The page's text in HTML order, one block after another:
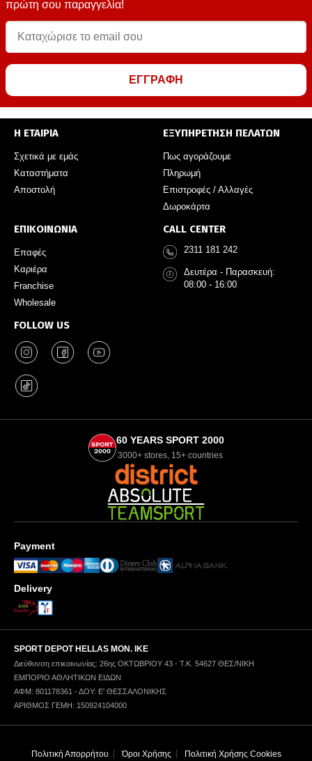
πρώτη σου παραγγελία!
ΕΓΓΡΑΦΗ
Η ΕΤΑΙΡΙΑ
Σχετικά με εμάς
Καταστήματα
Αποστολή
ΕΞΥΠΗΡΕΤΗΣΗ ΠΕΛΑΤΩΝ
Πως αγοράζουμε
Πληρωμή
Επιστροφές / Αλλαγές
Δωροκάρτα
ΕΠΙΚΟΙΝΩΝΙΑ
Επαφές
Καριέρα
Franchise
Wholesale
FOLLOW US
CALL CENTER
2311 181 242
Δευτέρα - Παρασκευή:
08:00 - 16:00
60 YEARS SPORT 2000
3000+ stores, 15+ countries
Payment
Delivery
SPORT DEPOT HELLAS ΜΟΝ. ΙΚΕ
Διεύθυνση επικοινωνίας: 26ης ΟΚΤΩΒΡΙΟΥ 43 - Τ.Κ. 54627 ΘΕΣ/ΝΙΚΗ
ΕΜΠΟΡΙΟ ΑΘΛΗΤΙΚΩΝ ΕΙΔΩΝ
ΑΦΜ: 801178361 - ΔΟΥ: Ε' ΘΕΣΣΑΛΟΝΙΚΗΣ
ΑΡΙΘΜΟΣ ΓΕΜΗ: 150924104000
Πολιτική Απορρήτου Όροι Χρήσης Πολιτική Χρήσης Cookies